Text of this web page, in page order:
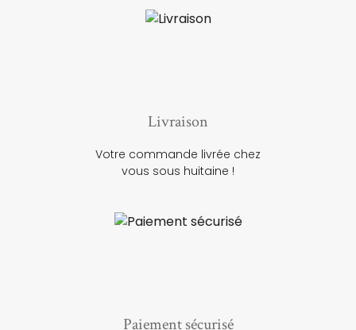
Livraison
Votre commande livrée chez
vous sous huitaine !
Paiement sécurisé